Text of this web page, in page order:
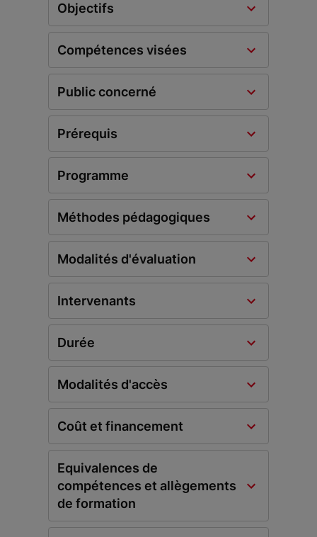
Objectifs
Compétences visées
Public concerné
Prérequis
Programme
Méthodes pédagogiques
Modalités d'évaluation
Intervenants
Durée
Modalités d'accès
Coût et financement
Equivalences de
compétences et allègements
de formation